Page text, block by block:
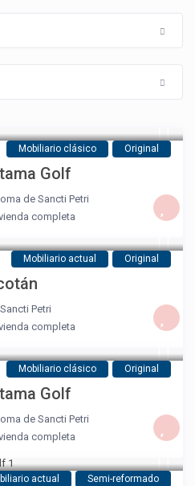
Mobiliario clásico Original
Golf
de Sancti Petri
completa
Mobiliario actual Original
Petri
completa
Mobiliario clásico Original
Golf
de Sancti Petri
completa
actual Semi-reformado